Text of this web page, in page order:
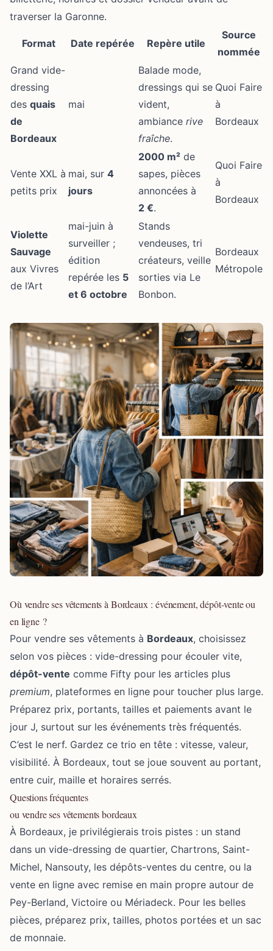
traverser la Garonne.
Format Date repérée Repère utile
Source
nommée
Grand vide-
dressing
des quais
de
Bordeaux
mai
Balade mode,
dressings qui se
vident,
ambiance rive
fraîche.
Quoi Faire
à
Bordeaux
Vente XXL à
petits prix
mai, sur 4
jours
2000 m² de
sapes, pièces
annoncées à
2 €.
Quoi Faire
à
Bordeaux
Violette
Sauvage
aux Vivres
de l’Art
mai-juin à
surveiller ;
édition
repérée les 5
et 6 octobre
Stands
vendeuses, tri
créateurs, veille
sorties via Le
Bonbon.
Bordeaux
Métropole
Où vendre ses vêtements à Bordeaux : événement, dépôt-vente ou
en ligne ?
Pour vendre ses vêtements à Bordeaux, choisissez
selon vos pièces : vide-dressing pour écouler vite,
dépôt-vente comme Fifty pour les articles plus
premium, plateformes en ligne pour toucher plus large.
Préparez prix, portants, tailles et paiements avant le
jour J, surtout sur les événements très fréquentés.
C’est le nerf. Gardez ce trio en tête : vitesse, valeur,
visibilité. À Bordeaux, tout se joue souvent au portant,
entre cuir, maille et horaires serrés.
Questions fréquentes
ou vendre ses vêtements bordeaux
À Bordeaux, je privilégierais trois pistes : un stand
dans un vide-dressing de quartier, Chartrons, Saint-
Michel, Nansouty, les dépôts-ventes du centre, ou la
vente en ligne avec remise en main propre autour de
Pey-Berland, Victoire ou Mériadeck. Pour les belles
pièces, préparez prix, tailles, photos portées et un sac
de monnaie.